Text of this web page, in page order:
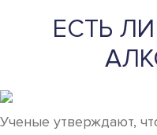
ЕСТЬ
Ученые утверждают,